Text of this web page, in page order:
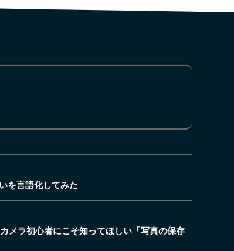
を言語化してみた
メラ初心者にこそ知ってほしい「写真の保存